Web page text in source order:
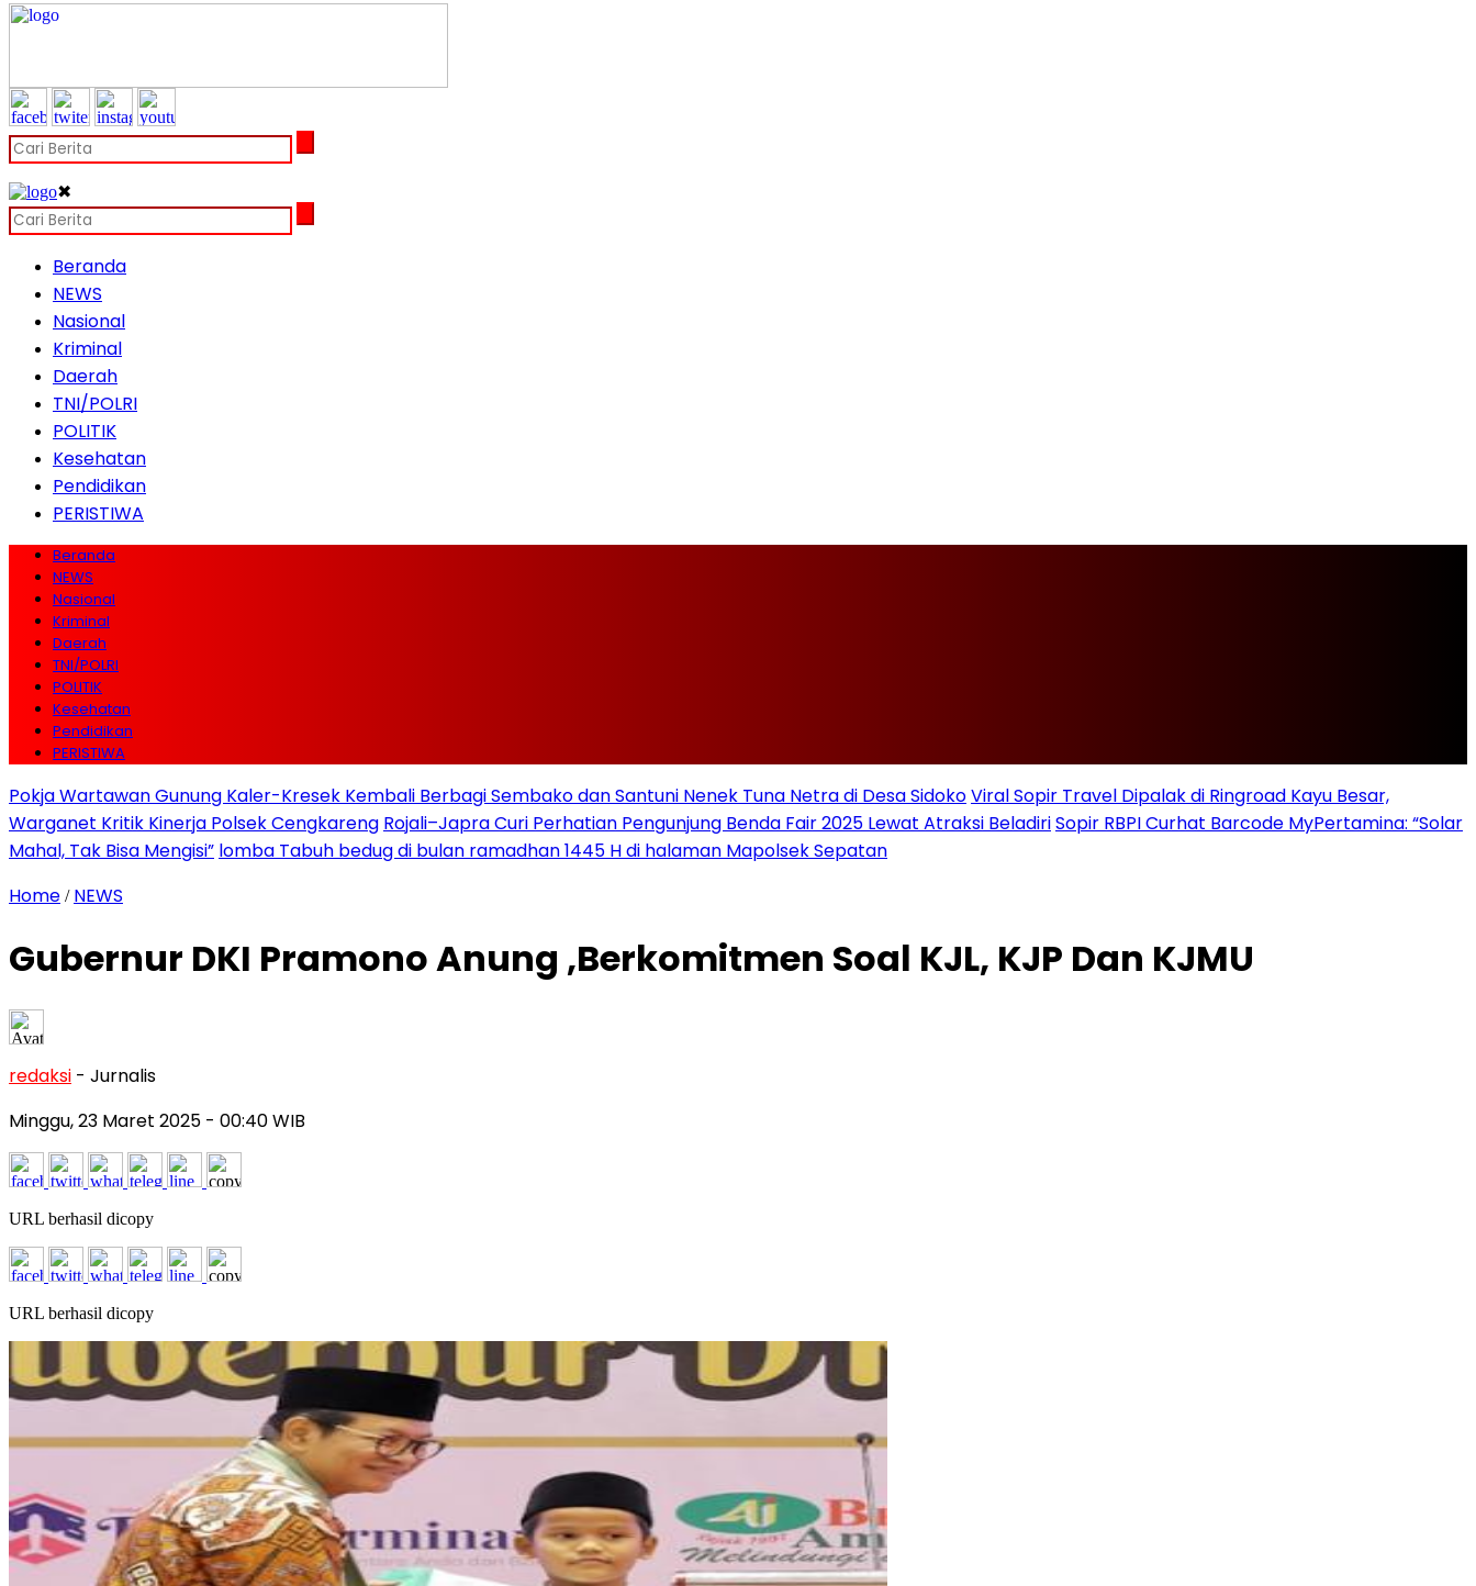
✖
Beranda
NEWS
Nasional
Kriminal
Daerah
TNI/POLRI
POLITIK
Kesehatan
Pendidikan
PERISTIWA
Beranda
NEWS
Nasional
Kriminal
Daerah
TNI/POLRI
POLITIK
Kesehatan
Pendidikan
PERISTIWA
Pokja Wartawan Gunung Kaler-Kresek Kembali Berbagi Sembako dan Santuni Nenek Tuna Netra di Desa SidokoViral Sopir Travel Dipalak di Ringroad Kayu Besar,
Warganet Kritik Kinerja Polsek Cengkareng Rojali–Japra Curi Perhatian Pengunjung Benda Fair 2025 Lewat Atraksi BeladiriSopir RBPI Curhat Barcode MyPertamina: “Solar
Mahal, Tak Bisa Mengisi” lomba Tabuh bedug di bulan ramadhan 1445 H di halaman Mapolsek Sepatan
Home / NEWS
Gubernur DKI Pramono Anung ,Berkomitmen Soal KJL, KJP Dan KJMU
redaksi - Jurnalis
Minggu, 23 Maret 2025 - 00:40 WIB
URL berhasil dicopy
URL berhasil dicopy